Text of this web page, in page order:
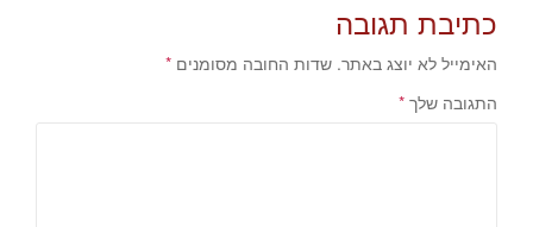
כתיבת תגובה
האימייל לא יוצג באתר. שדות החובה מסומנים *
התגובה שלך *